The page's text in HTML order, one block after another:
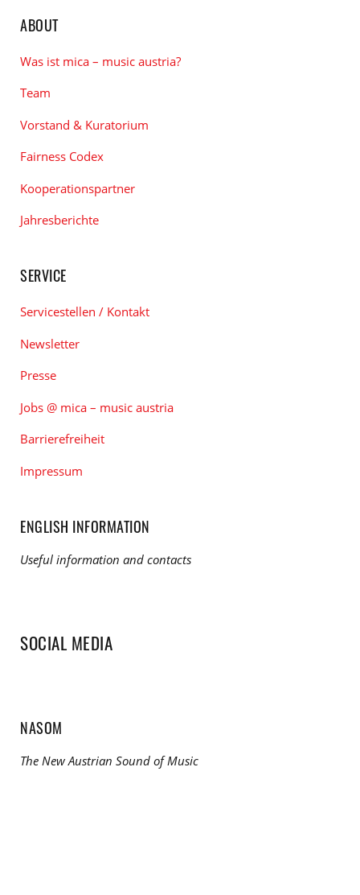
ABOUT
Was ist mica – music austria?
Team
Vorstand & Kuratorium
Fairness Codex
Kooperationspartner
Jahresberichte
SERVICE
Servicestellen / Kontakt
Newsletter
Presse
Jobs @ mica – music austria
Barrierefreiheit
Impressum
ENGLISH INFORMATION
Useful information and contacts
SOCIAL MEDIA
NASOM
The New Austrian Sound of Music